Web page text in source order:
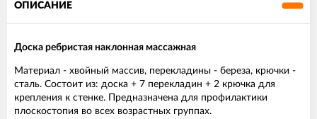
ОПИСАНИЕ
Доска ребристая наклонная массажная
Материал - хвойный массив, перекладины - береза, крючки -
сталь. Состоит из: доска + 7 перекладин + 2 крючка для
крепления к стенке. Предназначена для профилактики
плоскостопия во всех возрастных группах.